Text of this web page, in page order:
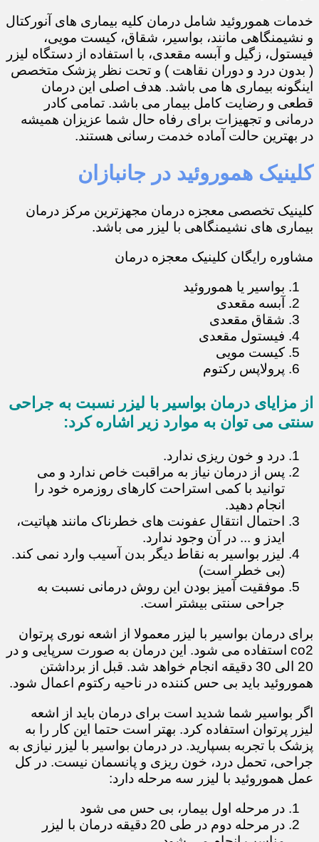
خدمات هموروئید شامل درمان کلیه بیماری های آنورکتال
و نشیمنگاهی مانند، بواسیر، شقاق، کیست مویی،
فیستول، زگیل و آبسه مقعدی، با استفاده از دستگاه لیزر
( بدون درد و دوران نقاهت ) و تحت نظر پزشک متخصص
اینگونه بیماری ها می باشد. هدف اصلی این درمان
قطعی و رضایت کامل بیمار می باشد. تمامی کادر
درمانی و تجهیزات برای رفاه حال شما عزیزان همیشه
در بهترین حالت آماده خدمت رسانی هستند.
کلینیک هموروئید در جانبازان
کلینیک تخصصی معجزه درمان مجهزترین مرکز درمان
بیماری های نشیمنگاهی با لیزر می باشد.
مشاوره رایگان کلینیک معجزه درمان
بواسیر یا هموروئید
آبسه مقعدی
شقاق مقعدی
فیستول مقعدی
کیست مویی
پرولاپس رکتوم
از مزایای درمان بواسیر با لیزر نسبت به جراحی
سنتی می توان به موارد زیر اشاره کرد:
درد و خون ریزی ندارد.
پس از درمان نیاز به مراقبت خاص ندارد و می
توانید با کمی استراحت کارهای روزمره خود را
انجام دهید.
احتمال انتقال عفونت های خطرناک مانند هپاتیت،
ایدز و ... در آن وجود ندارد.
لیزر بواسیر به نقاط دیگر بدن آسیب وارد نمی کند.
(بی خطر است)
موفقیت آمیز بودن این روش درمانی نسبت به
جراحی سنتی بیشتر است.
برای درمان بواسیر با لیزر معمولا از اشعه نوری پرتوان
co2 استفاده می شود. این درمان به صورت سرپایی و در
20 الی 30 دقیقه انجام خواهد شد. قبل از برداشتن
هموروئید باید بی حس کننده در ناحیه رکتوم اعمال شود.
اگر بواسیر شما شدید است برای درمان باید از اشعه
لیزر پرتوان استفاده کرد. بهتر است حتما این کار را به
پزشک با تجربه بسپارید. در درمان بواسیر با لیزر نیازی به
جراحی، تحمل درد، خون ریزی و پانسمان نیست. در کل
عمل هموروئید با لیزر سه مرحله دارد:
در مرحله اول بیمار، بی حس می شود
در مرحله دوم در طی 20 دقیقه درمان با لیزر